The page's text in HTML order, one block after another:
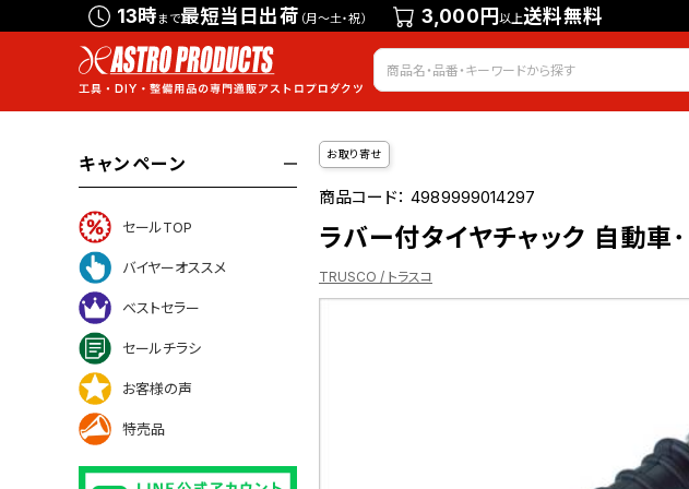
13時まで最短当日出荷 （月～土・祝） 3,000円以上送料無料
会員登録 ログイン お
キャンペーン
セールTOP
バイヤーオススメ
ベストセラー
セールチラシ
お客様の声
特売品
お取り寄せ
商品コード：4989999014297
ラバー付タイヤチャック 自動
TRUSCO / トラスコ